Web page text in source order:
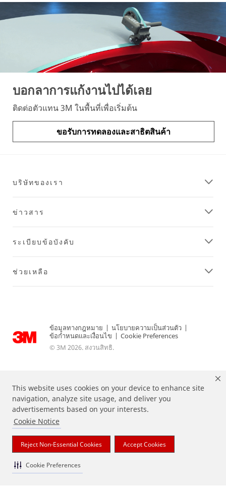
This website uses cookies on your device to enhance site
navigation, analyze site usage, and deliver you
advertisements based on your interests.
Cookie Notice
Reject Non-Essential Cookies Accept Cookies
Cookie Preferences
บอกลาการแก้งานไปได้เลย
ติดต่อตัวแทน 3M ในพื้นที่เพื่อเริ่มต้น
ขอรับการทดลองและสาธิตสินค้า
บริษัทของเรา
ข่าวสาร
ระเบียบข้อบังคับ
ช่วยเหลือ
ข้อมูลทางกฎหมาย | นโยบายความเป็นส่วนตัว |
ข้อกำหนดและเงื่อนไข | Cookie Preferences
© 3M 2026. สงวนสิทธิ.
แบรนด์ที่ระบุไว้ข้างต้นเป็นเครื่องหมายการค้าของ 3M